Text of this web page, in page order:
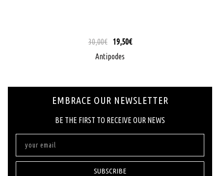
30,00€ 19,50€
Antipodes
EMBRACE OUR NEWSLETTER
ΒΕ ΤΗΕ FIRST ΤΟ RECEIVE OUR NEWS
SUBSCRIBE